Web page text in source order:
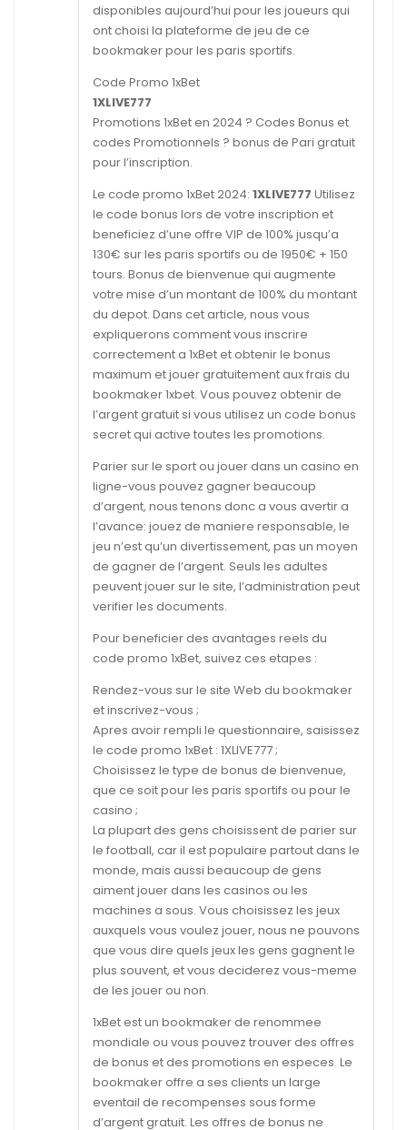
disponibles aujourd’hui pour les joueurs qui
ont choisi la plateforme de jeu de ce
bookmaker pour les paris sportifs.
Code Promo 1xBet
1XLIVE777
Promotions 1xBet en 2024 ? Codes Bonus et
codes Promotionnels ? bonus de Pari gratuit
pour l’inscription.
Le code promo 1xBet 2024: 1XLIVE777 Utilisez
le code bonus lors de votre inscription et
beneficiez d’une offre VIP de 100% jusqu’a
130€ sur les paris sportifs ou de 1950€ + 150
tours. Bonus de bienvenue qui augmente
votre mise d’un montant de 100% du montant
du depot. Dans cet article, nous vous
expliquerons comment vous inscrire
correctement a 1xBet et obtenir le bonus
maximum et jouer gratuitement aux frais du
bookmaker 1xbet. Vous pouvez obtenir de
l’argent gratuit si vous utilisez un code bonus
secret qui active toutes les promotions.
Parier sur le sport ou jouer dans un casino en
ligne-vous pouvez gagner beaucoup
d’argent, nous tenons donc a vous avertir a
l’avance: jouez de maniere responsable, le
jeu n’est qu’un divertissement, pas un moyen
de gagner de l’argent. Seuls les adultes
peuvent jouer sur le site, l’administration peut
verifier les documents.
Pour beneficier des avantages reels du
code promo 1xBet, suivez ces etapes :
Rendez-vous sur le site Web du bookmaker
et inscrivez-vous ;
Apres avoir rempli le questionnaire, saisissez
le code promo 1xBet : 1XLIVE777 ;
Choisissez le type de bonus de bienvenue,
que ce soit pour les paris sportifs ou pour le
casino ;
La plupart des gens choisissent de parier sur
le football, car il est populaire partout dans le
monde, mais aussi beaucoup de gens
aiment jouer dans les casinos ou les
machines a sous. Vous choisissez les jeux
auxquels vous voulez jouer, nous ne pouvons
que vous dire quels jeux les gens gagnent le
plus souvent, et vous deciderez vous-meme
de les jouer ou non.
1xBet est un bookmaker de renommee
mondiale ou vous pouvez trouver des offres
de bonus et des promotions en especes. Le
bookmaker offre a ses clients un large
eventail de recompenses sous forme
d’argent gratuit. Les offres de bonus ne